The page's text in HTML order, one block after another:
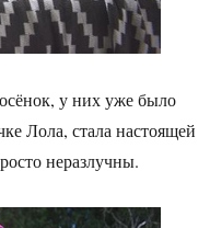
у них уже было
Лола, стала настоящей
неразлучны.